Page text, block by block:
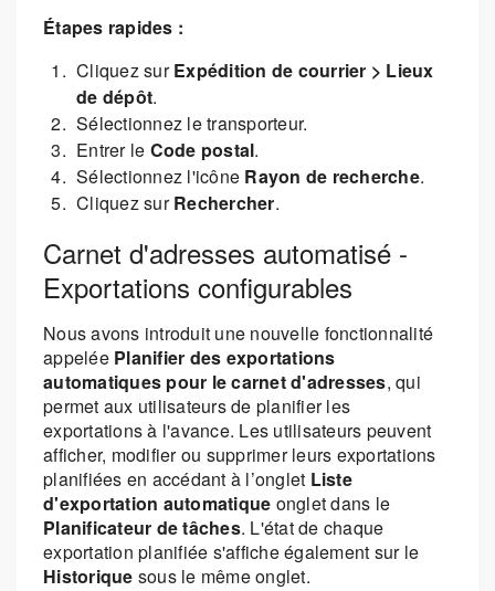
Étapes rapides :
Cliquez surExpédition de courrier > Lieux
de dépôt.
Sélectionnez le transporteur.
Entrer le Code postal.
Sélectionnez l'icône Rayon de recherche.
Cliquez surRechercher.
Carnet d'adresses automatisé -
Exportations configurables
Nous avons introduit une nouvelle fonctionnalité
appelée Planifier des exportations
automatiques pour le carnet d'adresses, qui
permet aux utilisateurs de planifier les
exportations à l'avance. Les utilisateurs peuvent
afficher, modifier ou supprimer leurs exportations
planifiées en accédant à l’onglet Liste
d'exportation automatique onglet dans le
Planificateur de tâches. L'état de chaque
exportation planifiée s'affiche également sur le
Historique sous le même onglet.